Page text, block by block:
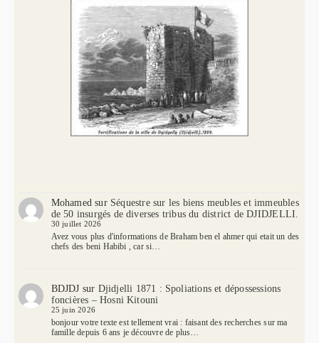
Mohamedsur Séquestre sur les biens meubles et immeubles
de 50 insurgés de diverses tribus du district de DJIDJELLI.
30 juillet 2026
Avez vous plus d'informations de Braham ben el ahmer qui etait un des
chefs des beni Habibi , car si…
BDJDJ sur Djidjelli 1871 : Spoliations et dépossessions
foncières – Hosni Kitouni
25 juin 2026
bonjour votre texte est tellement vrai : faisant des recherches sur ma
famille depuis 6 ans je découvre de plus…